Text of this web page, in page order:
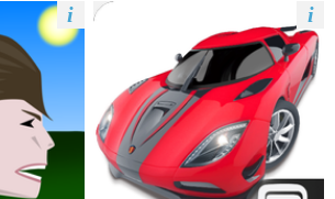
i i